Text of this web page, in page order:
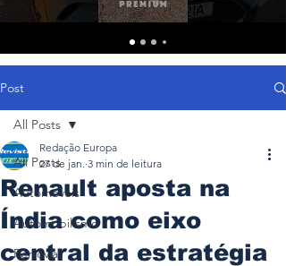
Post
All Posts
Automóveis
Automobilismo
Ferrovia
All Posts
Renault aposta na
Índia como eixo
central da estratégia
Redação Europa
27 de jan. 3 min de leitura